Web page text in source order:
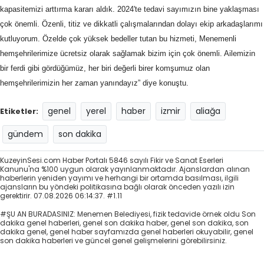
kapasitemizi arttırma kararı aldık. 2024'te tedavi sayımızın bine yaklaşması
çok önemli. Özenli, titiz ve dikkatli çalışmalarından dolayı ekip arkadaşlarımı
kutluyorum. Özelde çok yüksek bedeller tutan bu hizmeti, Menemenli
hemşehrilerimize ücretsiz olarak sağlamak bizim için çok önemli. Ailemizin
bir ferdi gibi gördüğümüz, her biri değerli birer komşumuz olan
hemşehrilerimizin her zaman yanındayız” diye konuştu.
Etiketler: genel yerel haber izmir
aliağa
gündem
son dakika
KuzeyinSesi.com Haber Portalı 5846 sayılı Fikir ve Sanat Eserleri
Kanunu'na %100 uygun olarak yayınlanmaktadır. Ajanslardan alınan
haberlerin yeniden yayımı ve herhangi bir ortamda basılması, ilgili
ajansların bu yöndeki politikasına bağlı olarak önceden yazılı izin
gerektirir. 07.08.2026 06:14:37. #1.11
#ŞU AN BURADASINIZ: Menemen Belediyesi, fizik tedavide örnek oldu Son
dakika genel haberleri, genel son dakika haber, genel son dakika, son
dakika genel, genel haber sayfamızda genel haberleri okuyabilir, genel
son dakika haberleri ve güncel genel gelişmelerini görebilirsiniz.